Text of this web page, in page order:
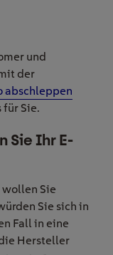
und
der
abschleppen
für Sie.
Sie Ihr E-
wollen Sie
Sie sich in
Fall in eine
Hersteller